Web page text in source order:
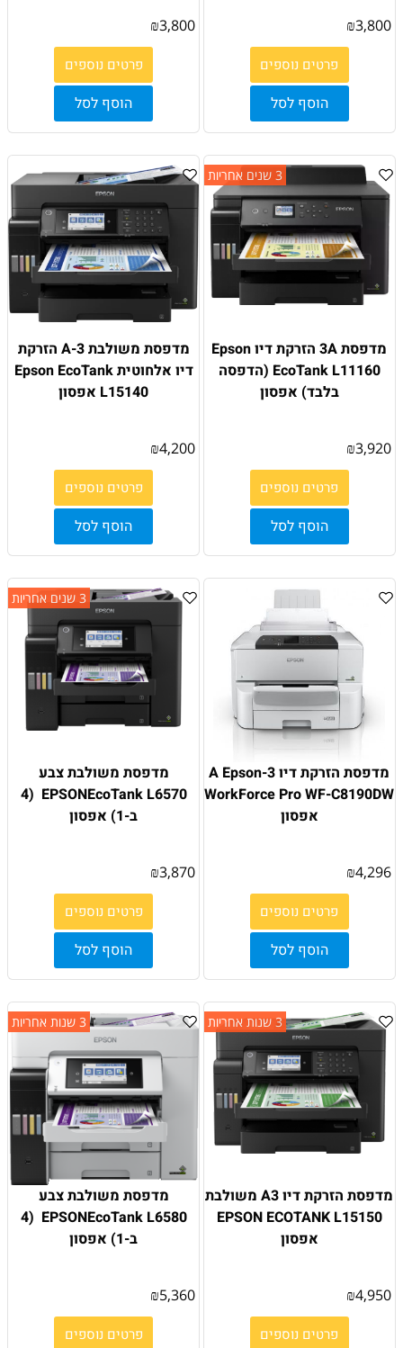
₪3,800
פרטים נוספים
הוסף לסל
₪3,800
פרטים נוספים
הוסף לסל
3 שנים אחריות
מדפסת 3A הזרקת דיו Epson
EcoTank L11160 (הדפסה
בלבד) אפסון
₪3,920
פרטים נוספים
הוסף לסל
מדפסת משולבת 3-A הזרקת
דיו אלחוטית Epson EcoTank
L15140 אפסון
₪4,200
פרטים נוספים
הוסף לסל
מדפסת ‏הזרקת דיו 3-A Epson
WorkForce Pro WF-C8190DW
אפסון
₪4,296
פרטים נוספים
הוסף לסל
3 שנים אחריות
מדפסת משולבת צבע
EPSONEcoTank L6570 ׁ (4
ב-1) אפסון
₪3,870
פרטים נוספים
הוסף לסל
3 שנות אחריות
מדפסת הזרקת דיו A3 משולבת
EPSON ECOTANK L15150
אפסון
₪4,950
פרטים נוספים
3 שנות אחריות
מדפסת משולבת צבע
EPSONEcoTank L6580 ׁ (4
ב-1) אפסון
₪5,360
פרטים נוספים